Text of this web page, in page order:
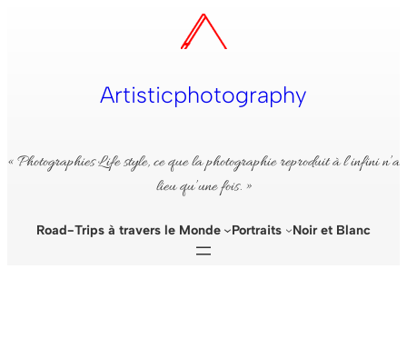
Artisticphotography
« Photographies Life style, ce que la photographie reproduit à l’infini n’a
lieu qu’une fois. »
Road-Trips à travers le Monde Portraits Noir et Blanc